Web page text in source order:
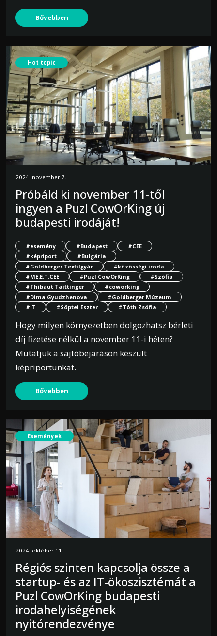
Bővebben
Hot topic
2024. november 7.
Próbáld ki november 11-től
ingyen a Puzl CowOrKing új
budapesti irodáját!
#esemény #Budapest
#CEE
#képriport
#Bulgária
#Goldberger Textilgyár
#közösségi iroda
#ME.E.T.CEE
#Puzl CowOrKing
#Szófia
#Thibaut Taittinger
#coworking
#Dima Gyudzhenova
#Goldberger Múzeum
#IT
#Söptei Eszter #Tóth Zsófia
Hogy milyen környezetben dolgozhatsz bérleti
díj fizetése nélkül a november 11-i héten?
Mutatjuk a sajtóbejáráson készült
képriportunkat.
Bővebben
Események
2024. október 11.
Régiós szinten kapcsolja össze a
startup- és az IT-ökoszisztémát a
Puzl CowOrKing budapesti
irodahelyiségének
nyitórendezvénye